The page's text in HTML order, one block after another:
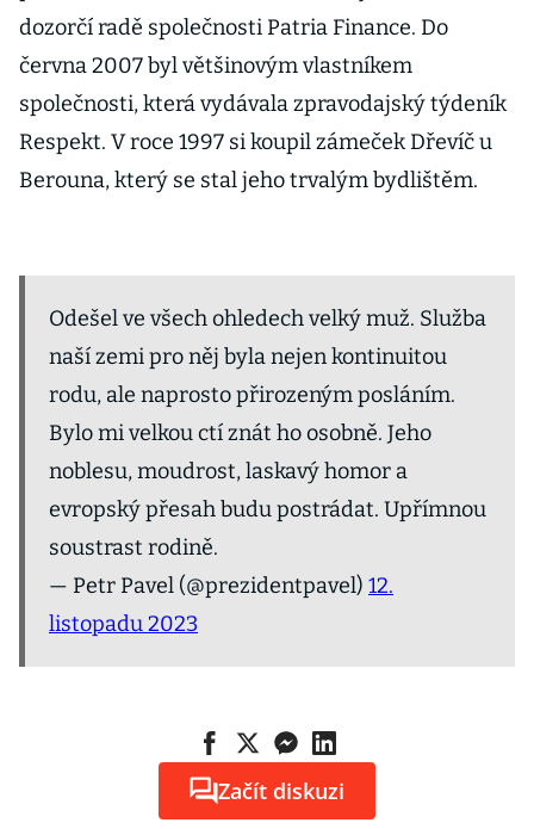
dozorčí radě společnosti Patria Finance. Do
června 2007 byl většinovým vlastníkem
společnosti, která vydávala zpravodajský týdeník
Respekt. V roce 1997 si koupil zámeček Dřevíč u
Berouna, který se stal jeho trvalým bydlištěm.
Odešel ve všech ohledech velký muž. Služba
naší zemi pro něj byla nejen kontinuitou
rodu, ale naprosto přirozeným posláním.
Bylo mi velkou ctí znát ho osobně. Jeho
noblesu, moudrost, laskavý homor a
evropský přesah budu postrádat. Upřímnou
soustrast rodině.
— Petr Pavel (@prezidentpavel) 12.
listopadu 2023
Začít diskuzi